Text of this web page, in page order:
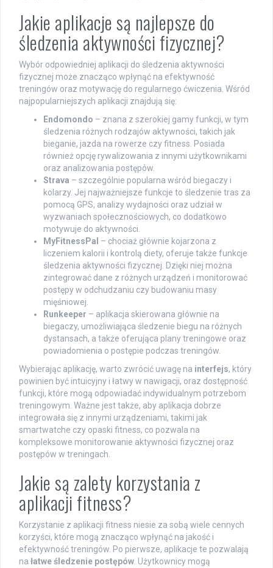
Jakie aplikacje są najlepsze do
śledzenia aktywności fizycznej?
Wybór odpowiedniej aplikacji do śledzenia aktywności
fizycznej może znacząco wpłynąć na efektywność
treningów oraz motywację do regularnego ćwiczenia. Wśród
najpopularniejszych aplikacji znajdują się:
Endomondo – znana z szerokiej gamy funkcji, w tym
śledzenia różnych rodzajów aktywności, takich jak
bieganie, jazda na rowerze czy fitness. Posiada
również opcję rywalizowania z innymi użytkownikami
oraz analizowania postępów.
Strava – szczególnie popularna wśród biegaczy i
kolarzy. Jej najważniejsze funkcje to śledzenie tras za
pomocą GPS, analizy wydajności oraz udział w
wyzwaniach społecznościowych, co dodatkowo
motywuje do aktywności.
MyFitnessPal – chociaż głównie kojarzona z
liczeniem kalorii i kontrolą diety, oferuje także funkcje
śledzenia aktywności fizycznej. Dzięki niej można
zintegrować dane z różnych urządzeń i monitorować
postępy w odchudzaniu czy budowaniu masy
mięśniowej.
Runkeeper – aplikacja skierowana głównie na
biegaczy, umożliwiająca śledzenie biegu na różnych
dystansach, a także oferująca plany treningowe oraz
powiadomienia o postępie podczas treningów.
Wybierając aplikację, warto zwrócić uwagę na interfejs, który
powinien być intuicyjny i łatwy w nawigacji, oraz dostępność
funkcji, które mogą odpowiadać indywidualnym potrzebom
treningowym. Ważne jest także, aby aplikacja dobrze
integrowała się z innymi urządzeniami, takimi jak
smartwatche czy opaski fitness, co pozwala na
kompleksowe monitorowanie aktywności fizycznej oraz
postępów w treningach.
Jakie są zalety korzystania z
aplikacji fitness?
Korzystanie z aplikacji fitness niesie za sobą wiele cennych
korzyści, które mogą znacząco wpłynąć na jakość i
efektywność treningów. Po pierwsze, aplikacje te pozwalają
na łatwe śledzenie postępów. Użytkownicy mogą